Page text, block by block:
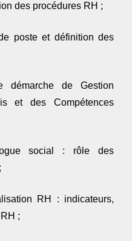
des procédures RH ;
poste et définition des
de Gestion
et des Compétences
social : rôle des
RH : indicateurs,
;